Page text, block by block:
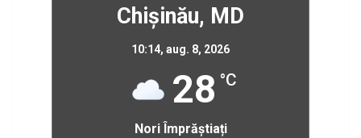
Chișinău, MD
10:14, aug. 8, 2026
28 °C
Nori Împrăștiați